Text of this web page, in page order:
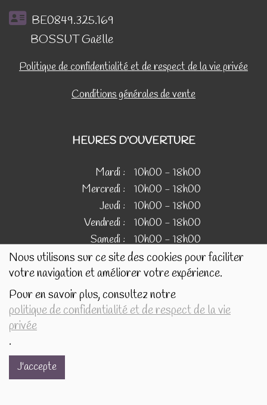
Nous utilisons sur ce site des cookies pour faciliter
votre navigation et améliorer votre expérience.
Pour en savoir plus, consultez notre
politique de confidentialité et de respect de la vie
privée
.
J'accepte
BE0849.325.169
BOSSUT Gaëlle
Politique de confidentialité et de respect de la vie privée
Conditions générales de vente
HEURES D'OUVERTURE
Mardi :
10h00 - 18h00
Mercredi :
10h00 - 18h00
Jeudi :
10h00 - 18h00
Vendredi :
10h00 - 18h00
Samedi :
10h00 - 18h00
IMAGES
Les images présentées pour illustrer les produits en vente
sur ce site ne sont pas contractuelles.